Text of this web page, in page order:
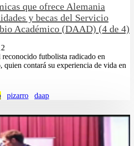
que ofrece Alemania
y becas del Servicio
Académico (DAAD) (4 de 4)
futbolista radicado en
quien contará su experiencia de vida en
pizarro daap